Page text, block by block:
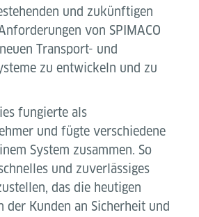
und zukünftigen
von SPIMACO
Transport- und
zu entwickeln und zu
fungierte als
und fügte verschiedene
System zusammen. So
und zuverlässiges
das die heutigen
der Kunden an Sicherheit und